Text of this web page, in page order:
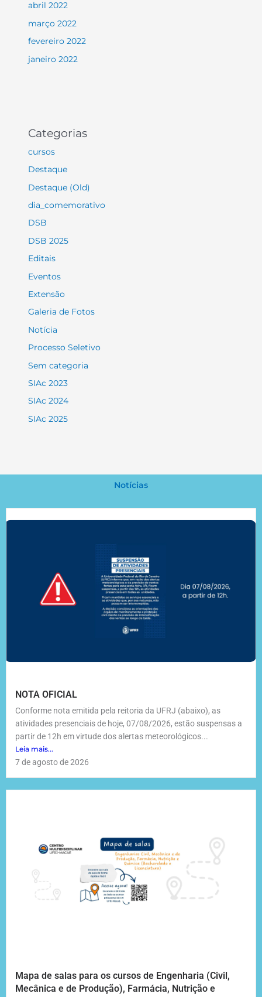
abril 2022
março 2022
fevereiro 2022
janeiro 2022
Categorias
cursos
Destaque
Destaque (Old)
dia_comemorativo
DSB
DSB 2025
Editais
Eventos
Extensão
Galeria de Fotos
Notícia
Processo Seletivo
Sem categoria
SIAc 2023
SIAc 2024
SIAc 2025
Notícias
NOTA OFICIAL
Conforme nota emitida pela reitoria da UFRJ (abaixo), as
atividades presenciais de hoje, 07/08/2026, estão suspensas a
partir de 12h em virtude dos alertas meteorológicos...
Leia mais...
7 de agosto de 2026
Mapa de salas para os cursos de Engenharia (Civil,
Mecânica e de Produção), Farmácia, Nutrição e